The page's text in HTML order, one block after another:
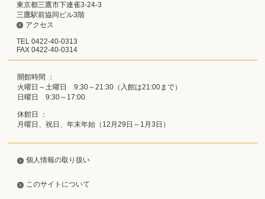
東京都三鷹市下連雀3-24-3
三鷹駅前協同ビル3階
アクセス
TEL 0422-40-0313
FAX 0422-40-0314
開館時間 ：
火曜日～土曜日 9:30～21:30（入館は21:00まで）
日曜日 9:30～17:00
休館日 ：
月曜日、祝日、年末年始（12月29日～1月3日）
個人情報の取り扱い
このサイトについて